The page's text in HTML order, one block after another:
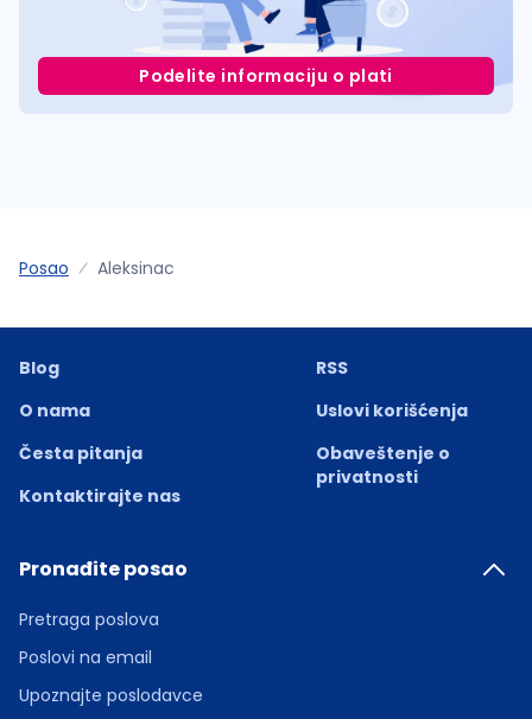
Podelite informaciju o plati
Posao Aleksinac
Blog
O nama
Česta pitanja
Kontaktirajte nas
RSS
Uslovi korišćenja
Obaveštenje o
privatnosti
Pronađite posao
Pretraga poslova
Poslovi na email
Upoznajte poslodavce